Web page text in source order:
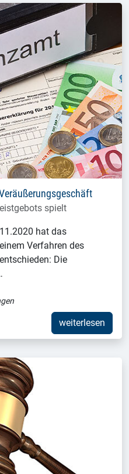
spielt
hat das
Verfahren des
Die
weiterlesen